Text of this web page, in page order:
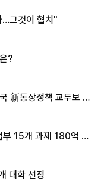
…그것이 협치"
?
新통상정책 교두보 활
부 15개 과제 180억 지
대학 선정